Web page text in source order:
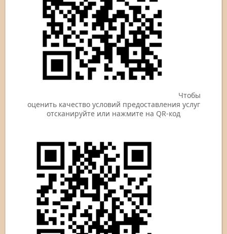
Чтобы
оценить качество условий предоставления услуг
отсканируйте или нажмите на QR-код